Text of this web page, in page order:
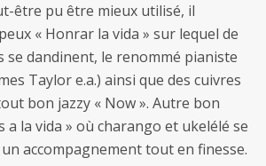
être pu être mieux utilisé, il
« Honrar la vida » sur lequel de
se dandinent, le renommé pianiste
Taylor e.a.) ainsi que des cuivres
bon jazzy « Now ». Autre bon
a la vida » où charango et ukelélé se
accompagnement tout en finesse.